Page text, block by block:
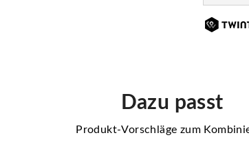
Dazu passt
Produkt-Vorschläge zum